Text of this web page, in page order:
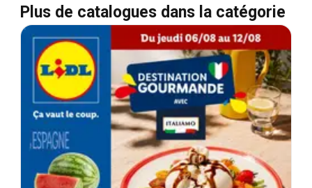
Plus de catalogues dans la catégorie